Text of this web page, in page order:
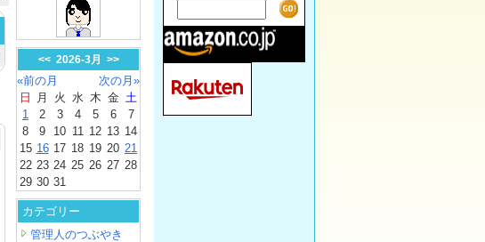
<< 2026-3月 >>
«前の月
次の月»
日
月 火 水 木 金 土
1
2 3 4 5 6
7
8
9 10 11 12 13 14
15 16 17 18 19 20 21
22 23 24 25 26 27 28
29 30 31
カテゴリー
管理人のつぶやき